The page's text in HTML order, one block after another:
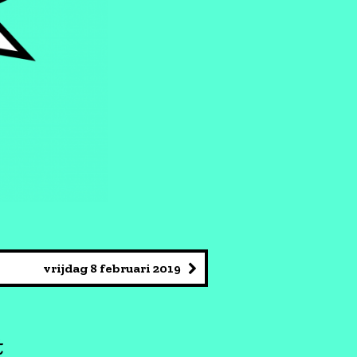
vrijdag 8 februari 2019